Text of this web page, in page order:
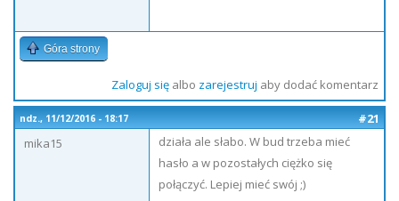
Góra strony
Zaloguj sięalbo zarejestruj aby dodać komentarz
ndz., 11/12/2016 - 18:17
#21
mika15
działa ale słabo. W bud trzeba mieć
hasło a w pozostałych ciężko się
połączyć. Lepiej mieć swój ;)